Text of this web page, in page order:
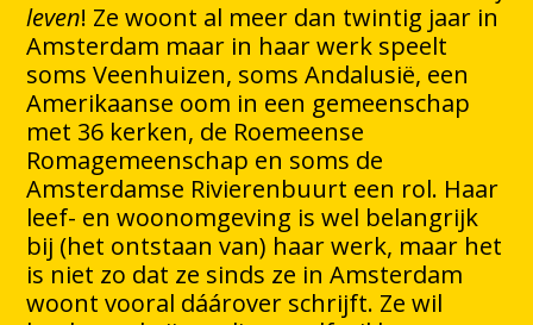
leven! Ze woont al meer dan twintig jaar in
Amsterdam maar in haar werk speelt
soms Veenhuizen, soms Andalusië, een
Amerikaanse oom in een gemeenschap
met 36 kerken, de Roemeense
Romagemeenschap en soms de
Amsterdamse Rivierenbuurt een rol. Haar
leef- en woonomgeving is wel belangrijk
bij (het ontstaan van) haar werk, maar het
is niet zo dat ze sinds ze in Amsterdam
woont vooral dáárover schrijft. Ze wil